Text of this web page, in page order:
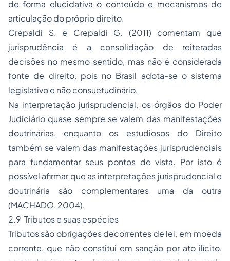
de forma elucidativa o conteúdo e mecanismos de
articulação do próprio direito.
Crepaldi S. e Crepaldi G. (2011) comentam que
jurisprudência é a consolidação de reiteradas
decisões no mesmo sentido, mas não é considerada
fonte de direito, pois no Brasil adota-se o sistema
legislativo e não consuetudinário.
Na interpretação jurisprudencial, os órgãos do Poder
Judiciário quase sempre se valem das manifestações
doutrinárias, enquanto os estudiosos do Direito
também se valem das manifestações jurisprudenciais
para fundamentar seus pontos de vista. Por isto é
possível afirmar que as interpretações jurisprudencial e
doutrinária são complementares uma da outra
(MACHADO, 2004).
2.9 Tributos e suas espécies
Tributos são obrigações decorrentes de lei, em moeda
corrente, que não constitui em sanção por ato ilícito,